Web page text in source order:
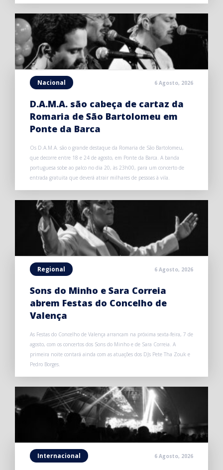
Nacional 6 Agosto, 2026
D.A.M.A. são cabeça de cartaz da
Romaria de São Bartolomeu em
Ponte da Barca
Os D.A.M.A. são o grande destaque da Romaria de São Bartolomeu,
que decorre entre 18 e 24 de agosto, em Ponte da Barca. A banda
portuguesa sobe ao palco no dia 20, às 23h00, para um concerto de
entrada gratuita que deverá atrair milhares de pessoas à vila.
Regional 6 Agosto, 2026
Sons do Minho e Sara Correia
abrem Festas do Concelho de
Valença
As Festas do Concelho de Valença arrancam na próxima sexta-feira, 7 de
agosto, com os concertos dos Sons do Minho e de Sara Correia. A
primeira noite contará ainda com as atuações dos DJs Pete Tha Zouk e
Pedro Borges.
Internacional 6 Agosto, 2026